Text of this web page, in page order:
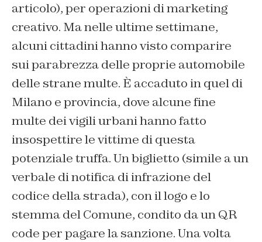
articolo), per operazioni di marketing
creativo. Ma nelle ultime settimane,
alcuni cittadini hanno visto comparire
sui parabrezza delle proprie automobile
delle strane multe. È accaduto in quel di
Milano e provincia, dove alcune fine
multe dei vigili urbani hanno fatto
insospettire le vittime di questa
potenziale truffa. Un biglietto (simile a un
verbale di notifica di infrazione del
codice della strada), con il logo e lo
stemma del Comune, condito da un QR
code per pagare la sanzione. Una volta